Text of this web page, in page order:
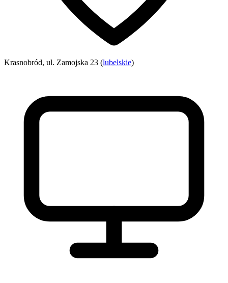
Krasnobród, ul. Zamojska 23 (lubelskie)